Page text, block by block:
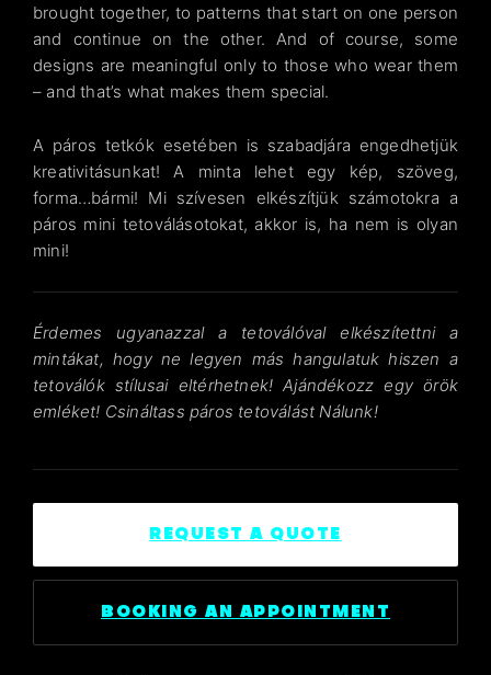
brought together, to patterns that start on one person
and continue on the other. And of course, some
designs are meaningful only to those who wear them
– and that’s what makes them special.
A páros tetkók esetében is szabadjára engedhetjük
kreativitásunkat! A minta lehet egy kép, szöveg,
forma…bármi! Mi szívesen elkészítjük számotokra a
páros mini tetoválásotokat, akkor is, ha nem is olyan
mini!
Érdemes ugyanazzal a tetoválóval elkészítettni a
mintákat, hogy ne legyen más hangulatuk hiszen a
tetoválók stílusai eltérhetnek! Ajándékozz egy örök
emléket! Csináltass páros tetoválást Nálunk!
REQUEST A QUOTE
BOOKING AN APPOINTMENT